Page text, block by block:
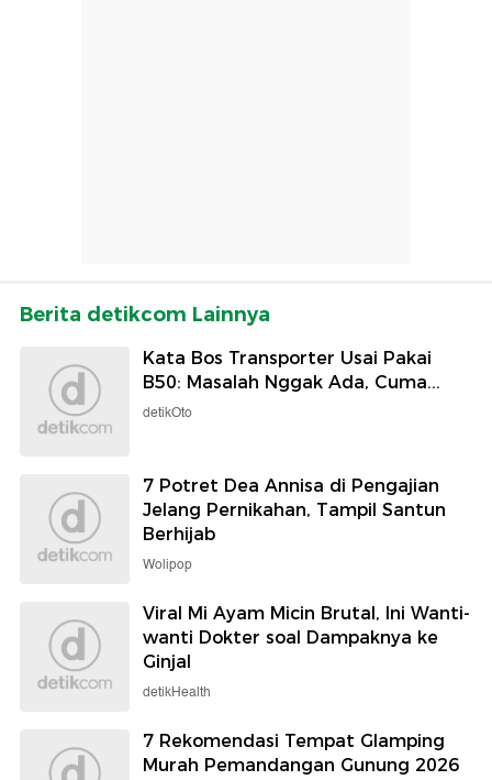
Berita detikcom Lainnya
Kata Bos Transporter Usai Pakai
B50: Masalah Nggak Ada, Cuma...
detikOto
7 Potret Dea Annisa di Pengajian
Jelang Pernikahan, Tampil Santun
Berhijab
Wolipop
Viral Mi Ayam Micin Brutal, Ini Wanti-
wanti Dokter soal Dampaknya ke
Ginjal
detikHealth
7 Rekomendasi Tempat Glamping
Murah Pemandangan Gunung 2026